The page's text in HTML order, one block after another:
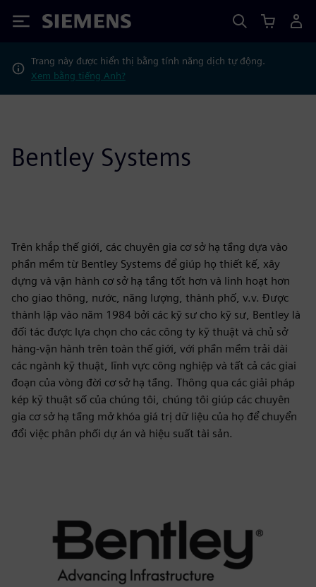
Siemens
Trang này được hiển thị bằng tính năng dịch tự động.
Xem bằng tiếng Anh?
Bentley Systems
Trên khắp thế giới, các chuyên gia cơ sở hạ tầng dựa vào
phần mềm từ Bentley Systems để giúp họ thiết kế, xây
dựng và vận hành cơ sở hạ tầng tốt hơn và linh hoạt hơn
cho giao thông, nước, năng lượng, thành phố, v.v. Được
thành lập vào năm 1984 bởi các kỹ sư cho kỹ sư, Bentley là
đối tác được lựa chọn cho các công ty kỹ thuật và chủ sở
hàng-vận hành trên toàn thế giới, với phần mềm trải dài
các ngành kỹ thuật, lĩnh vực công nghiệp và tất cả các giai
đoạn của vòng đời cơ sở hạ tầng. Thông qua các giải pháp
kép kỹ thuật số của chúng tôi, chúng tôi giúp các chuyên
gia cơ sở hạ tầng mở khóa giá trị dữ liệu của họ để chuyển
đổi việc phân phối dự án và hiệu suất tài sản.